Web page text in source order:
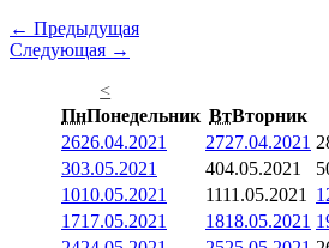
← Предыдущая
Следующая →
<
ПнПонедельник ВтВторник
2626.04.2021 2727.04.2021
303.05.2021 404.05.2021 5
1010.05.2021 1111.05.2021
1717.05.2021 1818.05.2021